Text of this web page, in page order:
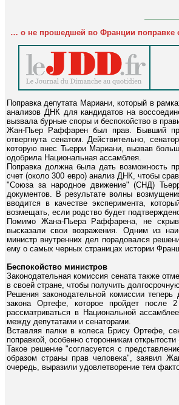
… о не прошедшей во Франции поправке
Поправка депутата Мариани, который в
анализов ДНК для кандидатов на
вызвала бурные споры и беспокойство в
Жан-Пьер Раффарен был прав. Бывший
отвергнута сенатом. Действительно,
которую внес Тьерри Мариани, вызвав
одобрила Национальная ассамблея.
Поправка должна была дать возможность
счет (около 300 евро) анализ ДНК, чтобы
"Союза за народное движение" (СНД)
документов. В результате волны
вводится в качестве эксперимента,
возмещать, если родство будет
Помимо Жана-Пьера Раффарена, не
высказали свои возражения. Одним из
министр внутренних дел порадовался
ему о самых черных страницах истории
Беспокойство министров
Законодательная комиссия сената также
в своей стране, чтобы получить
Решения законодательной комиссии
закона Ортефе, которое пройдет после
рассматриваться в Национальной
между депутатами и сенаторами.
Вставляя палки в колеса Брису Ортефе,
поправкой, особенно сторонникам
Такое решение "согласуется с
образом страны прав человека", заявил
очередь, выразили удовлетворение тем